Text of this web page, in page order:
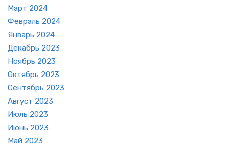
Март 2024
Фев­раль 2024
Ян­варь 2024
Де­кабрь 2023
Но­ябрь 2023
Ок­тябрь 2023
Сен­тябрь 2023
Ав­густ 2023
Июль 2023
Июнь 2023
Май 2023